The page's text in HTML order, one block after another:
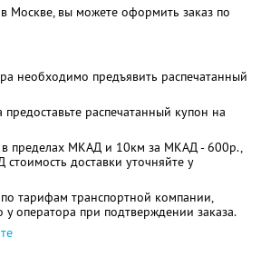
Москве, вы можете оформить заказ по
необходимо предъявить распечатанный
предоставьте распечатанный купон на
в пределах МКАД и 10км за МКАД - 600р.,
доставки уточняйте у
тарифам транспортной компании,
у оператора при подтверждении заказа.